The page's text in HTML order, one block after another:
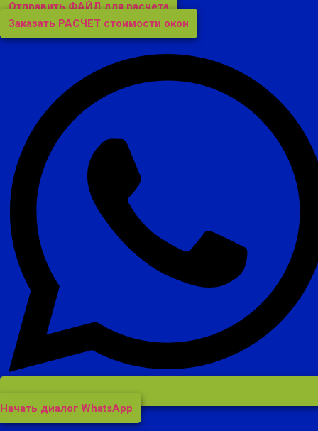
Отправить ФАЙЛ для расчета
Заказать РАСЧЕТ стоимости окон
Начать диалог WhatsApp